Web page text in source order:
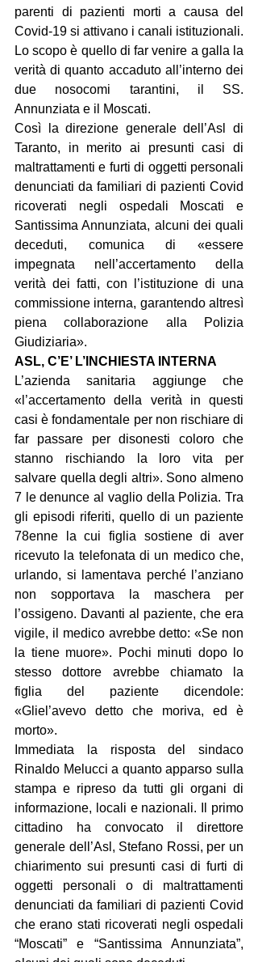
parenti di pazienti morti a causa del
Covid-19 si attivano i canali istituzionali.
Lo scopo è quello di far venire a galla la
verità di quanto accaduto all’interno dei
due nosocomi tarantini, il SS.
Annunziata e il Moscati.
Così la direzione generale dell’Asl di
Taranto, in merito ai presunti casi di
maltrattamenti e furti di oggetti personali
denunciati da familiari di pazienti Covid
ricoverati negli ospedali Moscati e
Santissima Annunziata, alcuni dei quali
deceduti, comunica di «essere
impegnata nell’accertamento della
verità dei fatti, con l’istituzione di una
commissione interna, garantendo altresì
piena collaborazione alla Polizia
Giudiziaria».
ASL, C’E’ L’INCHIESTA INTERNA
L’azienda sanitaria aggiunge che
«l’accertamento della verità in questi
casi è fondamentale per non rischiare di
far passare per disonesti coloro che
stanno rischiando la loro vita per
salvare quella degli altri». Sono almeno
7 le denunce al vaglio della Polizia. Tra
gli episodi riferiti, quello di un paziente
78enne la cui figlia sostiene di aver
ricevuto la telefonata di un medico che,
urlando, si lamentava perché l’anziano
non sopportava la maschera per
l’ossigeno. Davanti al paziente, che era
vigile, il medico avrebbe detto: «Se non
la tiene muore». Pochi minuti dopo lo
stesso dottore avrebbe chiamato la
figlia del paziente dicendole:
«Gliel’avevo detto che moriva, ed è
morto».
Immediata la risposta del sindaco
Rinaldo Melucci a quanto apparso sulla
stampa e ripreso da tutti gli organi di
informazione, locali e nazionali. Il primo
cittadino ha convocato il direttore
generale dell’Asl, Stefano Rossi, per un
chiarimento sui presunti casi di furti di
oggetti personali o di maltrattamenti
denunciati da familiari di pazienti Covid
che erano stati ricoverati negli ospedali
“Moscati” e “Santissima Annunziata”,